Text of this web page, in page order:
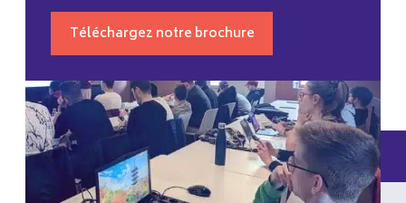
Téléchargez notre brochure